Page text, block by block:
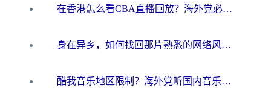
在香港怎么看CBA直播回放？海外党必看的体育赛事观赛终极指南
身在异乡，如何找回那片熟悉的网络风景？在国外如何浏览国内网站
酷我音乐地区限制？海外党听国内音乐听书的终极解决方案来了